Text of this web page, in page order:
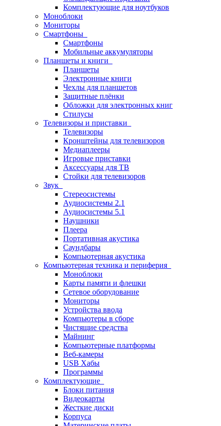
Комплектующие для ноутбуков
Моноблоки
Мониторы
Смартфоны
Смартфоны
Мобильные аккумуляторы
Планшеты и книги
Планшеты
Электронные книги
Чехлы для планшетов
Защитные плёнки
Обложки для электронных книг
Стилусы
Телевизоры и приставки
Телевизоры
Кронштейны для телевизоров
Медиаплееры
Игровые приставки
Аксессуары для ТВ
Стойки для телевизоров
Звук
Стереосистемы
Аудиосистемы 2.1
Аудиосистемы 5.1
Наушники
Плеера
Портативная акустика
Саундбары
Компьютерная акустика
Компьютерная техника и периферия
Моноблоки
Карты памяти и флешки
Сетевое оборудование
Мониторы
Устройства ввода
Компьютеры в сборе
Чистящие средства
Майнинг
Компьютерные платформы
Веб-камеры
USB Хабы
Программы
Комплектующие
Блоки питания
Видеокарты
Жесткие диски
Корпуса